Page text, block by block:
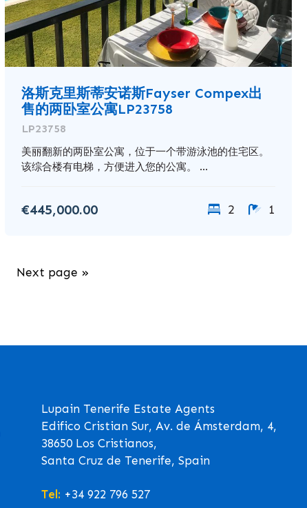
洛斯克里斯蒂安诺斯Fayser Compex出
售的两卧室公寓LP23758
LP23758
美丽翻新的两卧室公寓，位于一个带游泳池的住宅区。
该综合楼有电梯，方便进入您的公寓。 ...
€445,000.00 2 1
Next page »
Lupain Tenerife Estate Agents
Edifico Cristian Sur, Av. de Ámsterdam, 4,
38650 Los Cristianos,
Santa Cruz de Tenerife, Spain
Tel: +34 922 796 527